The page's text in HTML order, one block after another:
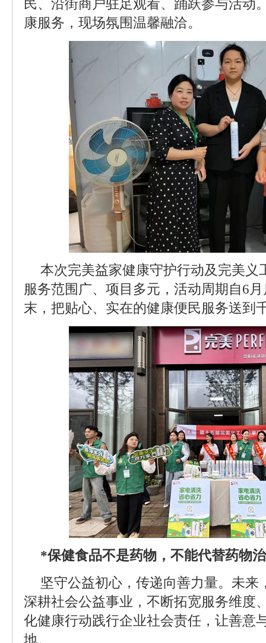
民、沿街商户驻足观看、踊跃参与活动
康服务，现场氛围温馨融洽。
本次完美益家健康守护行动及完美义
服务范围广、项目多元，活动周期自6
末，把贴心、实在的健康便民服务送到
*保健食品不是药物，不能代替药物
坚守公益初心，传递向善力量。未来
深耕社会公益事业，不断拓宽服务维度
化健康行动践行企业社会责任，让善意
地。